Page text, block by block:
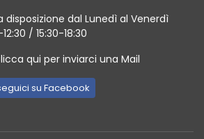
disposizione dal Lunedì al Venerdì
/ 15:30-18:30
qui per inviarci una Mail
su Facebook